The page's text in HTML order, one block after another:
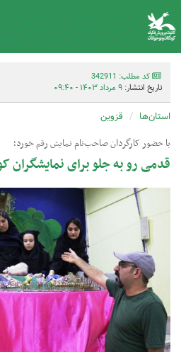
کد مطلب: 342911
تاریخ انتشار: ۹ مرداد ۱۴۰۳ - ۰۹:۴۰
استان‌ها قزوین
با حضور کارگردان صاحب‌نام نمایش رقم خورد؛
قدمی رو به جلو برای